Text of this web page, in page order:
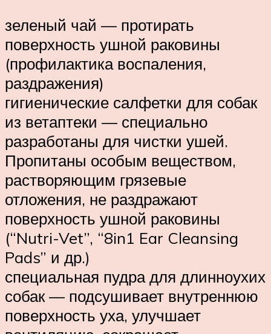
зеленый чай — протирать
поверхность ушной раковины
(профилактика воспаления,
раздражения)
гигиенические салфетки для собак
из ветаптеки — специально
разработаны для чистки ушей.
Пропитаны особым веществом,
растворяющим грязевые
отложения, не раздражают
поверхность ушной раковины
(“Nutri-Vet”, “8in1 Ear Cleansing
Pads” и др.)
специальная пудра для длинноухих
собак — подсушивает внутреннюю
поверхность уха, улучшает